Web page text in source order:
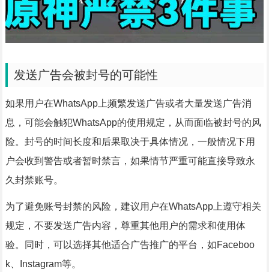
发送广告会被封号的可能性
如果用户在WhatsApp上频繁发送广告或者大量发送广告消
息，可能会触犯WhatsApp的使用规定，从而面临被封号的风
险。封号的时间长度和后果取决于具体情况，一般情况下用
户会收到警告或者暂时禁言，如果情节严重可能直接导致永
久封禁账号。
为了避免账号封禁的风险，建议用户在WhatsApp上遵守相关
规定，不要发送广告内容，尊重其他用户的需求和使用体
验。同时，可以选择其他适合广告推广的平台，如Faceboo
k、Instagram等。